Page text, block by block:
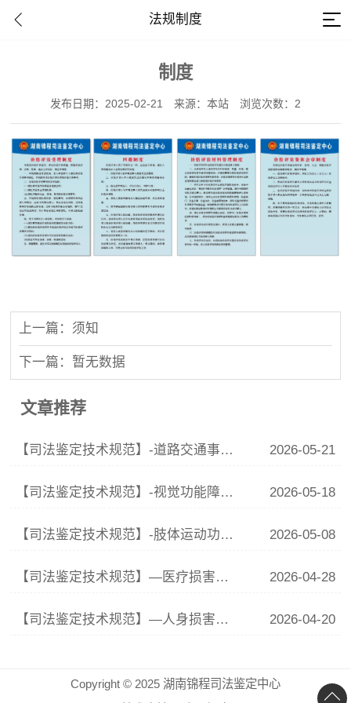
法规制度
制度
发布日期：2025-02-21 来源：本站 浏览次数：2
上一篇：须知
下一篇：暂无数据
文章推荐
【司法鉴定技术规范】-道路交通事故受伤人员精神伤残评定规范 2026-05-21
【司法鉴定技术规范】-视觉功能障碍法医学鉴定规范 2026-05-18
【司法鉴定技术规范】-肢体运动功能评定 2026-05-08
【司法鉴定技术规范】—医疗损害司法鉴定指南 2026-04-28
【司法鉴定技术规范】—人身损害后续诊疗项目评定指南 2026-04-20
Copyright © 2025 湖南锦程司法鉴定中心